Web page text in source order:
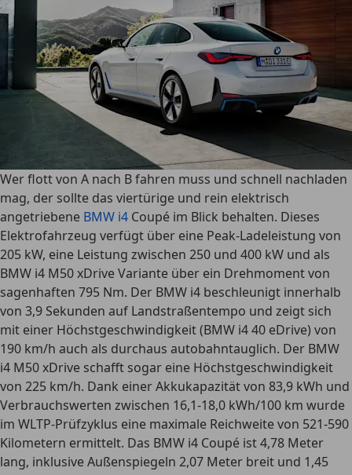
Wer flott von A nach B fahren muss und schnell nachladen
mag, der sollte das viertürige und rein elektrisch
angetriebene BMW i4 Coupé im Blick behalten. Dieses
Elektrofahrzeug verfügt über eine Peak-Ladeleistung von
205 kW, eine Leistung zwischen 250 und 400 kW und als
BMW i4 M50 xDrive Variante über ein Drehmoment von
sagenhaften 795 Nm. Der BMW i4 beschleunigt innerhalb
von 3,9 Sekunden auf Landstraßentempo und zeigt sich
mit einer Höchstgeschwindigkeit (BMW i4 40 eDrive) von
190 km/h auch als durchaus autobahntauglich. Der BMW
i4 M50 xDrive schafft sogar eine Höchstgeschwindigkeit
von 225 km/h. Dank einer Akkukapazität von 83,9 kWh und
Verbrauchswerten zwischen 16,1-18,0 kWh/100 km wurde
im WLTP-Prüfzyklus eine maximale Reichweite von 521-590
Kilometern ermittelt. Das BMW i4 Coupé ist 4,78 Meter
lang, inklusive Außenspiegeln 2,07 Meter breit und 1,45